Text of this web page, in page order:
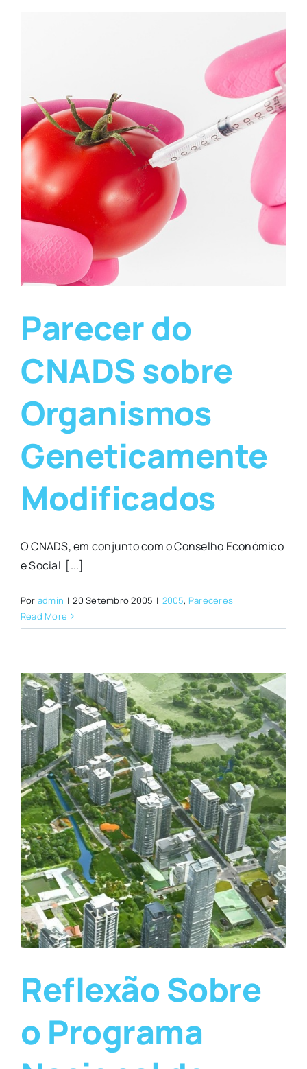
Parecer do
CNADS sobre
Organismos
Geneticamente
Modificados
O CNADS, em conjunto com o Conselho Económico
e Social [...]
Por admin | 20 Setembro 2005 | 2005, Pareceres
Read More
Reflexão Sobre
o Programa